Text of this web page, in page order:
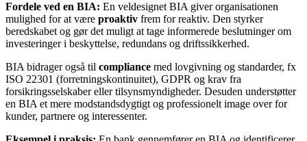
Fordele ved en BIA: En veldesignet BIA giver organisationen
mulighed for at være proaktiv frem for reaktiv. Den styrker
beredskabet og gør det muligt at tage informerede beslutninger om
investeringer i beskyttelse, redundans og driftssikkerhed.
BIA bidrager også til compliance med lovgivning og standarder, fx
ISO 22301 (forretningskontinuitet), GDPR og krav fra
forsikringsselskaber eller tilsynsmyndigheder. Desuden understøtter
en BIA et mere modstandsdygtigt og professionelt image over for
kunder, partnere og interessenter.